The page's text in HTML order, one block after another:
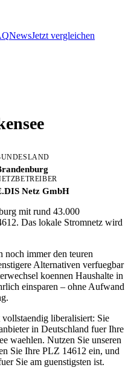
NewsJetzt vergleichen
Netz GmbH
mit rund 43.000
Das lokale Stromnetz wird
noch immer den teuren
Alternativen verfuegbar
koennen Haushalte in
einsparen – ohne Aufwand
liberalisiert: Sie
in Deutschland fuer Ihre
waehlen. Nutzen Sie unseren
Sie Ihre PLZ 14612 ein, und
Sie am guenstigsten ist.